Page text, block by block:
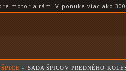
motor a rám. V ponuke viac ako
ŠPICE » SADA ŠPICOV PREDNÉHO